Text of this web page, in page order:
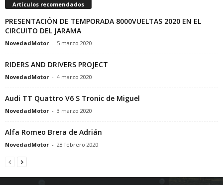
Artículos recomendados
PRESENTACIÓN DE TEMPORADA 8000VUELTAS 2020 EN EL
CIRCUITO DEL JARAMA
NovedadMotor - 5 marzo 2020
RIDERS AND DRIVERS PROJECT
NovedadMotor - 4 marzo 2020
Audi TT Quattro V6 S Tronic de Miguel
NovedadMotor - 3 marzo 2020
Alfa Romeo Brera de Adrián
NovedadMotor - 28 febrero 2020